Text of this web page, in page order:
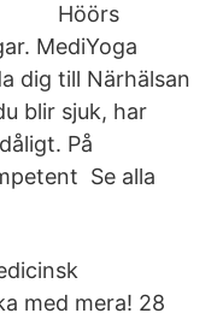
Höörs
MediYoga
dig till Närhälsan
blir sjuk, har
På
Se alla
med mera! 28